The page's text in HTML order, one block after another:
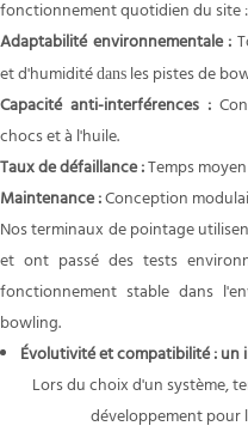
fonctionnement quotidien du site :
Adaptabilité environnementale :
et d'humidité dans les pistes de
Capacité anti-interférences :
chocs et à l'huile.
Taux de défaillance :Temps
Maintenance :Conception
Nos terminaux de pointage
et ont passé des tests
fonctionnement stable dans
bowling.
Évolutivité et compatibilité : un
Lors du choix d'un système,
développement pour